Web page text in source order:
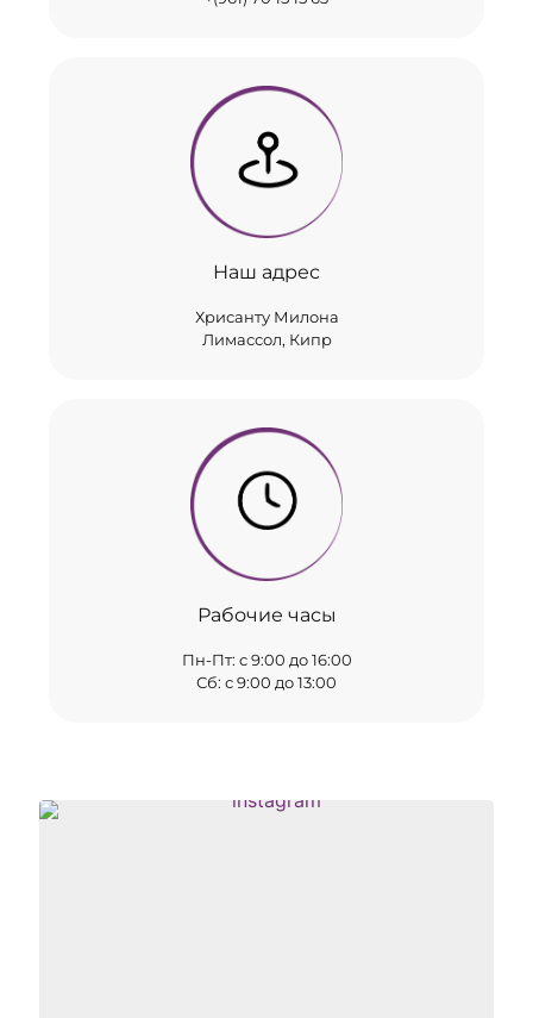
Наш адрес
Хрисанту Милона
Лимассол, Кипр
Рабочие часы
Пн-Пт: с 9:00 до 16:00
Сб: с 9:00 до 13:00